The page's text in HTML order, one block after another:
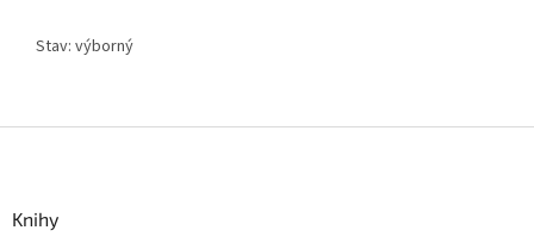
Stav: výborný
Knihy